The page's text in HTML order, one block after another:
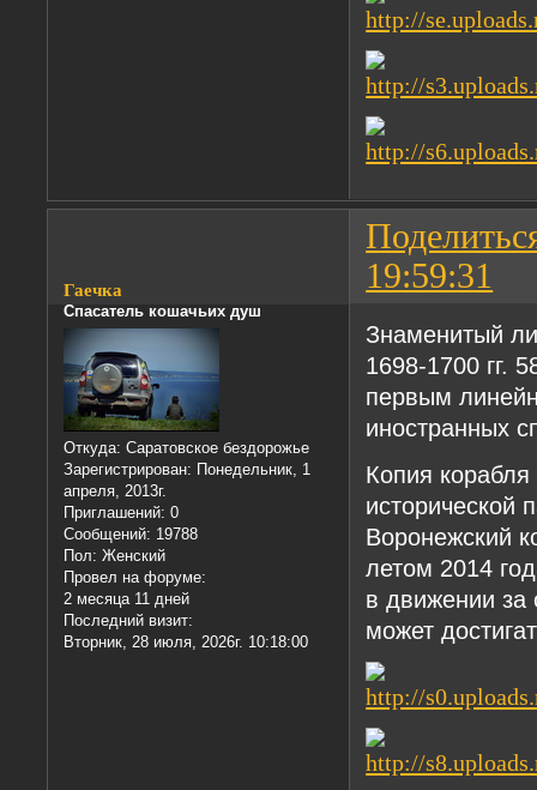
19:59:31
Гаечка
Спасатель кошачьих душ
Откуда: Саратовское бездорожье
Зарегистрирован: Понедельник, 1
апреля, 2013г.
Приглашений: 0
Сообщений: 19788
Пол: Женский
Провел на форуме:
2 месяца 11 дней
Последний визит:
Вторник, 28 июля, 2026г. 10:18:00
Знаменитый
1698-1700 гг.
первым
иностранных
Копия
исторической
Воронежский
летом 2014
в движении за
может